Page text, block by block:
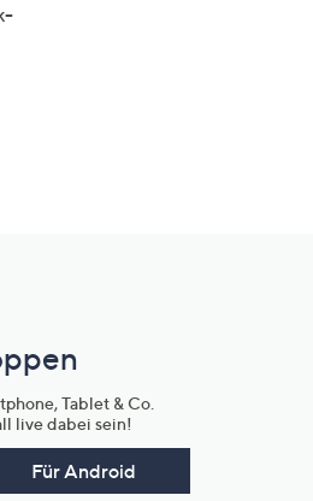
Tablet & Co.
live dabei sein!
Für Android